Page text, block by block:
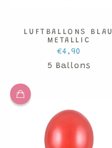
LUFTBALLONS BLAU
METALLIC
€4,90
5 Ballons